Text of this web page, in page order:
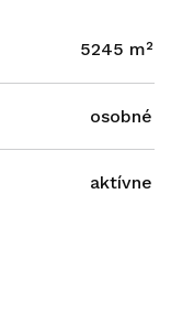
5245 m²
osobné
aktívne